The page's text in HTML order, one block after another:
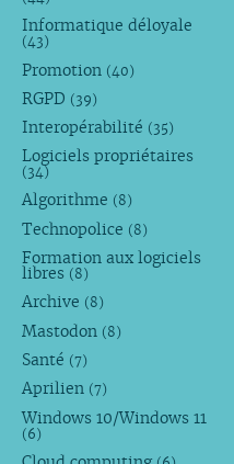
Informatique déloyale
(43)
Promotion (40)
RGPD (39)
Interopérabilité (35)
Logiciels propriétaires
(34)
Algorithme (8)
Technopolice (8)
Formation aux logiciels
libres (8)
Archive (8)
Mastodon (8)
Santé (7)
Aprilien (7)
Windows 10/Windows 11
(6)